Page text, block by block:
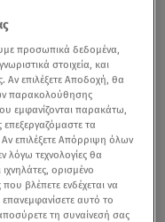
προσωπικά δεδομένα,
στοιχεία, και
επιλέξετε Αποδοχή, θα
παρακολούθησης
εμφανίζονται παρακάτω,
επεξεργαζόμαστε τα
επιλέξετε Απόρριψη όλων
λόγω τεχνολογίες θα
ορισμένο
βλέπετε ενδέχεται να
επανεμφανίσετε αυτό το
τη συναίνεσή σας